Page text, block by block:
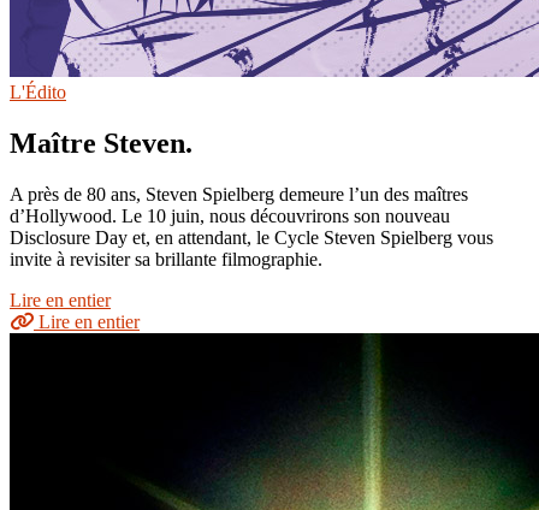
L'Édito
Maître Steven.
A près de 80 ans, Steven Spielberg demeure l’un des maîtres
d’Hollywood. Le 10 juin, nous découvrirons son nouveau
Disclosure Day et, en attendant, le Cycle Steven Spielberg vous
invite à revisiter sa brillante filmographie.
Lire en entier
Lire en entier